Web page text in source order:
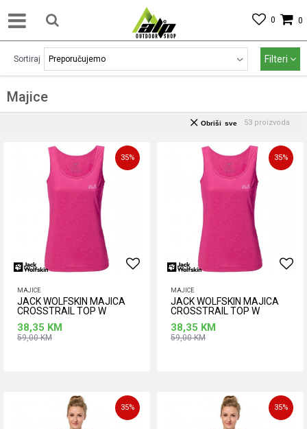
0
0
Majice
Sortiraj Filteri
53 proizvoda
Obriši sve
35%
MAJICE
JACK WOLFSKIN MAJICA
CROSSTRAIL TOP W
38,35 KM
59,00KM
35%
MAJICE
JACK WOLFSKIN MAJICA
CROSSTRAIL TOP W
38,35 KM
59,00KM
35% 35%